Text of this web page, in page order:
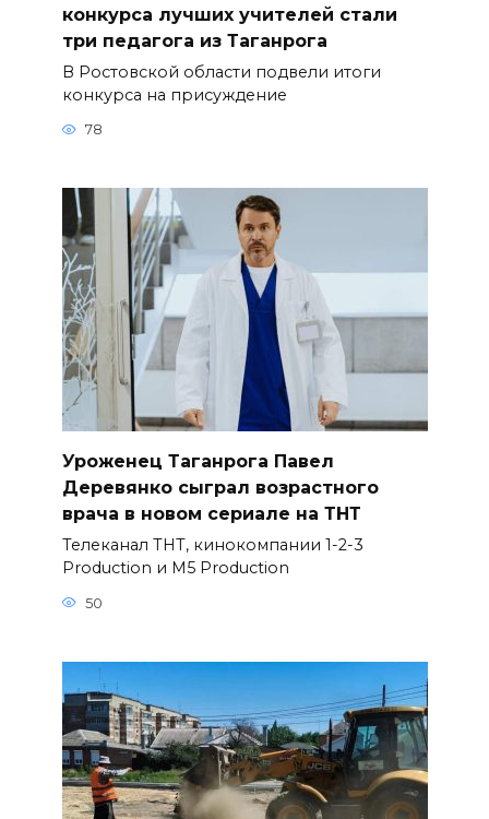
конкурса лучших учителей стали
три педагога из Таганрога
В Ростовской области подвели итоги
конкурса на присуждение
78
Уроженец Таганрога Павел
Деревянко сыграл возрастного
врача в новом сериале на ТНТ
Телеканал ТНТ, кинокомпании 1-2-3
Production и M5 Production
50